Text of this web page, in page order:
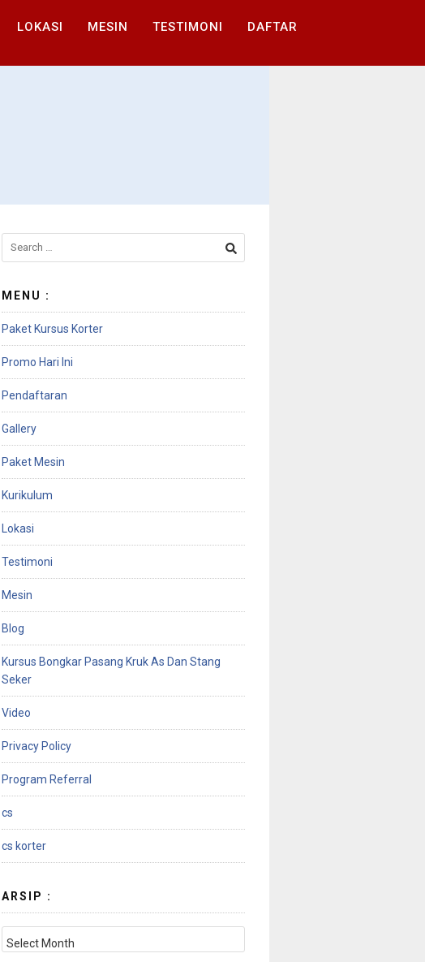
LOKASI MESIN TESTIMONI DAFTAR
MENU :
Paket Kursus Korter
Promo Hari Ini
Pendaftaran
Gallery
Paket Mesin
Kurikulum
Lokasi
Testimoni
Mesin
Blog
Kursus Bongkar Pasang Kruk As Dan Stang
Seker
Video
Privacy Policy
Program Referral
cs
cs korter
ARSIP :